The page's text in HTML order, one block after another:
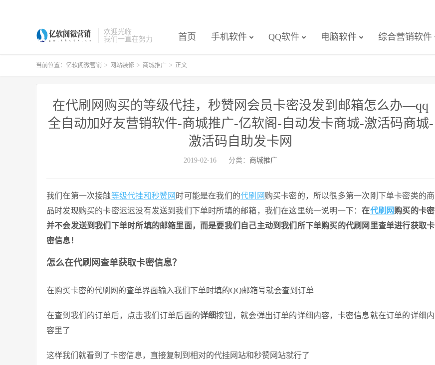
欢迎光临
我们一直在努力
首页 手机软件 QQ软件 电脑软件 综合营销软件
当前位置： 亿软阁微营销 > 网站装修 > 商城推广 > 正文
在代刷网购买的等级代挂，秒赞网会员卡密没发到邮箱怎么办—qq
全自动加好友营销软件-商城推广-亿软阁-自动发卡商城-激活码商城-
激活码自助发卡网
2019-02-16 分类： 商城推广
我们在第一次接触等级代挂和秒赞网 时可能是在我们的代刷网 购买卡密的，所以很多第一次刚下单卡密类的商
品时发现购买的卡密迟迟没有发送到我们下单时所填的邮箱，我们在这里统一说明一下：在代刷网购买的卡密
并不会发送到我们下单时所填的邮箱里面，而是要我们自己主动到我们所下单购买的代刷网里查单进行获取卡
密信息！
怎么在代刷网查单获取卡密信息？
在购买卡密的代刷网的查单界面输入我们下单时填的QQ邮箱号就会查到订单
在查到我们的订单后，点击我们订单后面的详细按钮，就会弹出订单的详细内容，卡密信息就在订单的详细内
容里了
这样我们就看到了卡密信息，直接复制到相对的代挂网站和秒赞网站就行了